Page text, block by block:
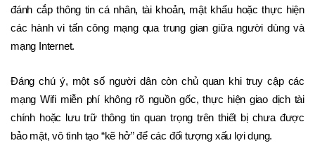
đánh cắp thông tin cá nhân, tài khoản, mật khẩu hoặc thực hiện
các hành vi tấn công mạng qua trung gian giữa người dùng và
mạng Internet.
Đáng chú ý, một số người dân còn chủ quan khi truy cập các
mạng Wifi miễn phí không rõ nguồn gốc, thực hiện giao dịch tài
chính hoặc lưu trữ thông tin quan trọng trên thiết bị chưa được
bảo mật, vô tình tạo “kẽ hở” để các đối tượng xấu lợi dụng.